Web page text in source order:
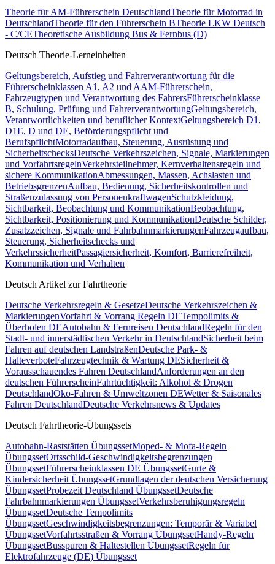
Theorie für AM-Führerschein DeutschlandTheorie für Motorrad in
DeutschlandTheorie für den Führerschein BTheorie LKW Deutsch
- C/CETheoretische Ausbildung Bus & Fernbus (D)
Deutsch Theorie-Lerneinheiten
Geltungsbereich, Aufstieg und Fahrerverantwortung für die
Führerscheinklassen A1, A2 und AAM-Führerschein,
Fahrzeugtypen und Verantwortung des FahrersFührerscheinklasse
B, Schulung, Prüfung und FahrerverantwortungGeltungsbereich,
Verantwortlichkeiten und beruflicher KontextGeltungsbereich D1,
D1E, D und DE, Beförderungspflicht und
BerufspflichtMotorradaufbau, Steuerung, Ausrüstung und
SicherheitschecksDeutsche Verkehrszeichen, Signale, Markierungen
und VorfahrtsregelnVerkehrsteilnehmer, Kernverhaltensregeln und
sichere KommunikationAbmessungen, Massen, Achslasten und
BetriebsgrenzenAufbau, Bedienung, Sicherheitskontrollen und
Straßenzulassung von PersonenkraftwagenSchutzkleidung,
Sichtbarkeit, Beobachtung und KommunikationBeobachtung,
Sichtbarkeit, Positionierung und KommunikationDeutsche Schilder,
Zusatzzeichen, Signale und FahrbahnmarkierungenFahrzeugaufbau,
Steuerung, Sicherheitschecks und
VerkehrssicherheitPassagiersicherheit, Komfort, Barrierefreiheit,
Kommunikation und Verhalten
Deutsch Artikel zur Fahrtheorie
Deutsche Verkehrsregeln & GesetzeDeutsche Verkehrszeichen &
MarkierungenVorfahrt & Vorrang Regeln DETempolimits &
Überholen DEAutobahn & Fernreisen DeutschlandRegeln für den
Stadt- und innerstädtischen Verkehr in DeutschlandSicherheit beim
Fahren auf deutschen LandstraßenDeutsche Park- &
HalteverboteFahrzeugtechnik & Wartung DESicherheit &
Vorausschauendes Fahren DeutschlandAnforderungen an den
deutschen FührerscheinFahrtüchtigkeit: Alkohol & Drogen
DeutschlandÖko-Fahren & Umweltzonen DEWetter & Saisonales
Fahren DeutschlandDeutsche Verkehrsnews & Updates
Deutsch Fahrtheorie-Übungssets
Autobahn-Raststätten ÜbungssetMoped- & Mofa-Regeln
ÜbungssetOrtsschild-Geschwindigkeitsbegrenzungen
ÜbungssetFührerscheinklassen DE ÜbungssetGurte &
Kindersicherheit ÜbungssetGrundlagen der deutschen Versicherung
ÜbungssetProbezeit Deutschland ÜbungssetDeutsche
Fahrbahnmarkierungen ÜbungssetVerkehrsberuhigungsregeln
ÜbungssetDeutsche Tempolimits
ÜbungssetGeschwindigkeitsbegrenzungen: Temporär & Variabel
ÜbungssetVorfahrtsstraßen & Vorrang ÜbungssetHandy-Regeln
ÜbungssetBusspuren & Haltestellen ÜbungssetRegeln für
Elektrofahrzeuge (DE) Übungsset